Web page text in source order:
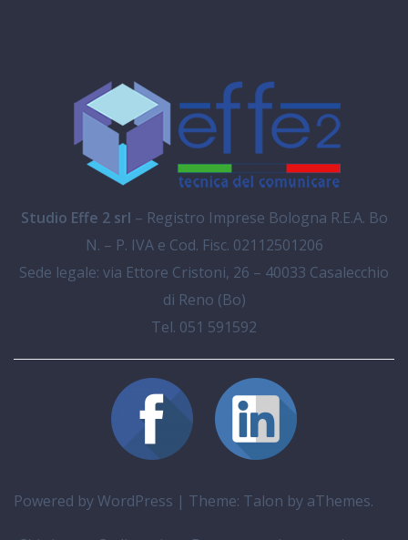
Studio Effe 2 srl – Registro Imprese Bologna R.E.A. Bo
N. – P. IVA e Cod. Fisc. 02112501206
Sede legale: via Ettore Cristoni, 26 – 40033 Casalecchio
di Reno (Bo)
Tel. 051 591592
Powered by WordPress | Theme: Talon by aThemes.